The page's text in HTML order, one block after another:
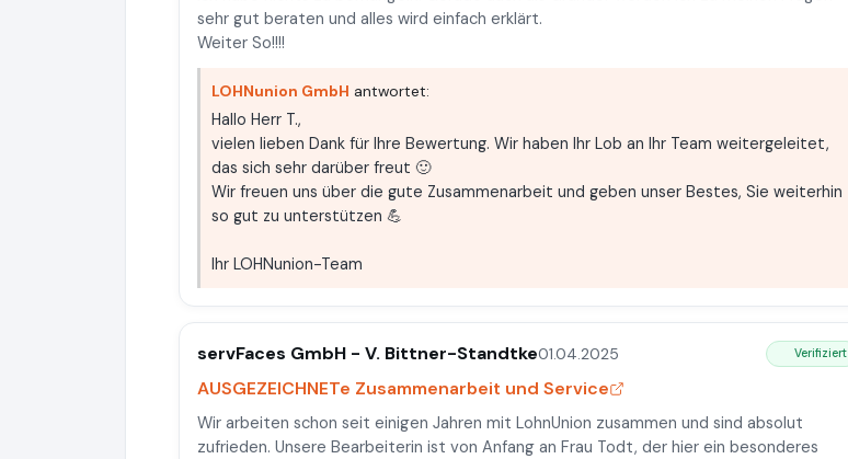
sehr gut beraten und alles wird einfach erklärt.
Weiter So!!!!
LOHNunion GmbH antwortet:
Hallo Herr T.,
vielen lieben Dank für Ihre Bewertung. Wir haben Ihr Lob an Ihr Team weitergeleitet,
das sich sehr darüber freut 🙂
Wir freuen uns über die gute Zusammenarbeit und geben unser Bestes, Sie weiterhin
so gut zu unterstützen 💪
Ihr LOHNunion-Team
servFaces GmbH - V. Bittner-Standtke01.04.2025 Verifiziert
AUSGEZEICHNETe Zusammenarbeit und Service
Wir arbeiten schon seit einigen Jahren mit LohnUnion zusammen und sind absolut
zufrieden. Unsere Bearbeiterin ist von Anfang an Frau Todt, der hier ein besonderes